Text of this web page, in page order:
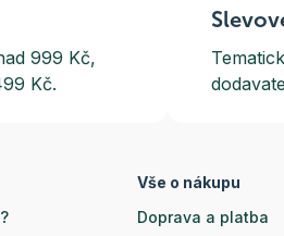
999 Kč,
Kč.
Vše o nákupu
Doprava a platba